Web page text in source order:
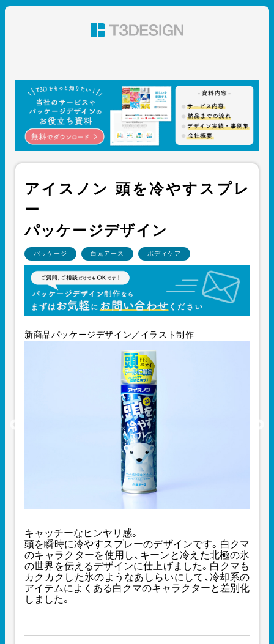
ン 株式会社T3デザイン
アイスノン 頭を冷やすスプレ
ー
パッケージデザイン
パッケージ 白元アース ボディケア
キャッチーなヒンヤリ感。
頭を瞬時に冷やすスプレーのデザインです。白クマ
のキャラクターを使用し、キーンと冷えた北極の氷
の世界を伝えるデザインに仕上げました。白クマも
カクカクした氷のようなあしらいにして、冷却系の
アイテムによくある白クマのキャラクターと差別化
しました。
新商品パッケージデザイン／イラスト制作